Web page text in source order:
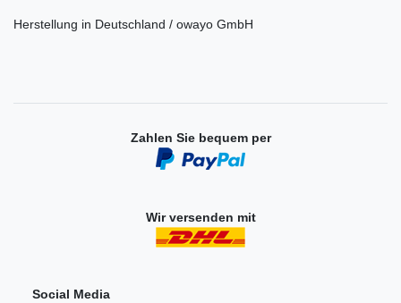
Herstellung in Deutschland / owayo GmbH
Zahlen Sie bequem per
Wir versenden mit
Social Media